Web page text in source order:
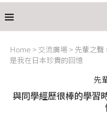
Home > 交流廣場 > 先輩之聲
是我在日本珍貴的回憶
先
與同學經歷很棒的學習